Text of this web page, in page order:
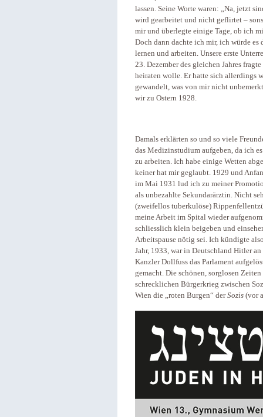
lassen. Seine Worte waren: „Na, jetzt
wird gearbeitet und nicht geflirtet –
mir und überlegte einige Tage, ob ich
Doch dann dachte ich mir, ich würde
lernen und arbeiten. Unsere erste
23. Dezember des gleichen Jahres
heiraten wolle. Er hatte sich allerdings
gewandelt, was von mir nicht
wir zu Ostern 1928.
Damals erklärten so und so viele
das Medizinstudium aufgeben, da ich
zu arbeiten. Ich habe einige Wetten
keiner hat mir geglaubt. 1929 und
im Mai 1931 lud ich zu meiner
als unbezahlte Sekundarärztin. Nicht
(zweifellos tuberkulöse)
meine Arbeit im Spital wieder
schliesslich klein beigeben und
Arbeitspause nötig sei. Ich kündigte
Jahr, 1933, war in Deutschland Hitler
Kanzler Dollfuss das Parlament
gemacht. Die schönen, sorglosen
schrecklichen Bürgerkrieg zwischen
Wien die „roten Burgen“ derSozis (vor